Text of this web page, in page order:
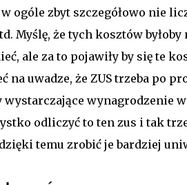
ogóle zbyt szczegółowo nie
że tych kosztów byłoby
ale za to pojawiły by się te
uwadze, że ZUS trzeba po
wystarczające wynagrodzenie
odliczyć to ten zus i tak
temu zrobić je bardziej